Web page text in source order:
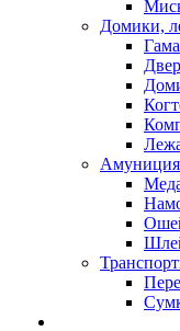
Домики,